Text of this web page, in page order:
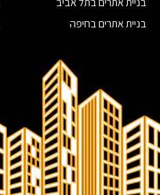
בניית אתרים בחיפה
בניית אתרים בראשון לציון
קידום אתרים בראשון לציון